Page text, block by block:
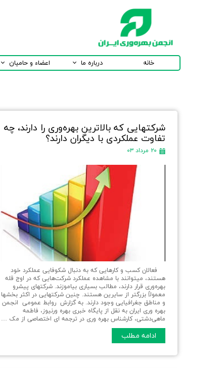
خانه درباره ما اعضاء و حامیان
شرکت­هایی که بالاترین بهره­‌وری را دارند، چه
تفاوت عملکردی با دیگران دارند؟
۲۰ مرداد ۰۳
فعالان کسب و کارهایی که به دنبال شکوفایی عملکرد خود
هستند، می­توانند با مشاهده عملکرد شرکت‌هایی که در اوج قله
بهره‌وری قرار دارند، مطالب بسیاری بیاموزند. شرکت­های پیشرو
معمولاً بزرگتر از سایرین هستند. چنین شرکت­هایی در اکثر بخش­ها
و مناطق جغرافیایی وجود دارند. به گزارش روابط عمومی انجمن
بهره وری ایران به نقل از پایگاه خبری بهره ورنیوز، فاطمه
ماهی‌دشتی‌، کارشناس بهره وری در ترجمه ای اختصاصی از مک …
ادامه مطلب